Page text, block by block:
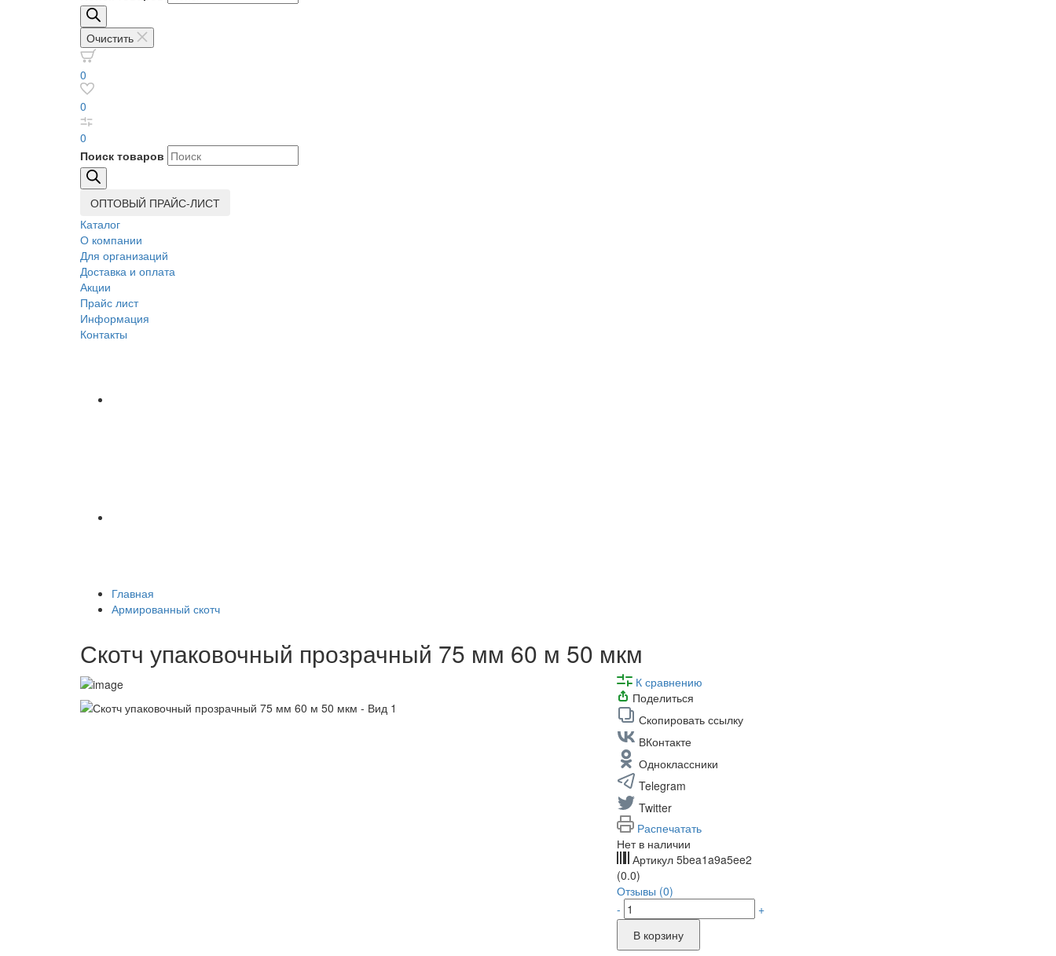
Очистить
0
0
0
Поиск товаров
ОПТОВЫЙ ПРАЙС-ЛИСТ
Каталог
О компании
Для организаций
Доставка и оплата
Акции
Прайс лист
Информация
Контакты
Главная
Армированный скотч
Скотч упаковочный прозрачный 75 мм 60 м 50 мкм
К сравнению
Поделиться
Скопировать ссылку
ВКонтакте
Одноклассники
Telegram
Twitter
Распечатать
Нет в наличии
Артикул 5bea1a9a5ee2
(0.0)
Отзывы (0)
-
+
В корзину